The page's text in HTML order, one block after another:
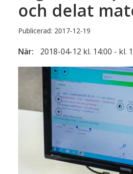
och delat
Publicerad: 2017-12-19
När: 2018-04-12 kl. 14:00 - kl.